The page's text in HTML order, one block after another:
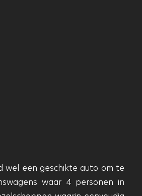
wel een geschikte auto om te
waar 4 personen in